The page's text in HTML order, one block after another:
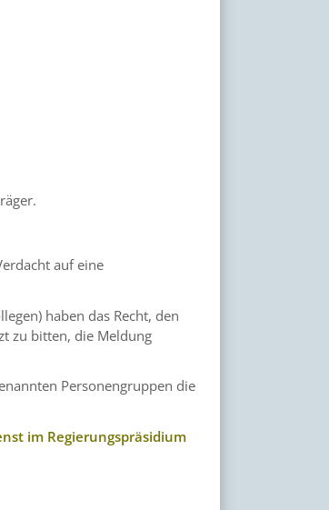
auf eine
haben das Recht, den
zu bitten, die Meldung
Personengruppen die
im Regierungspräsidium